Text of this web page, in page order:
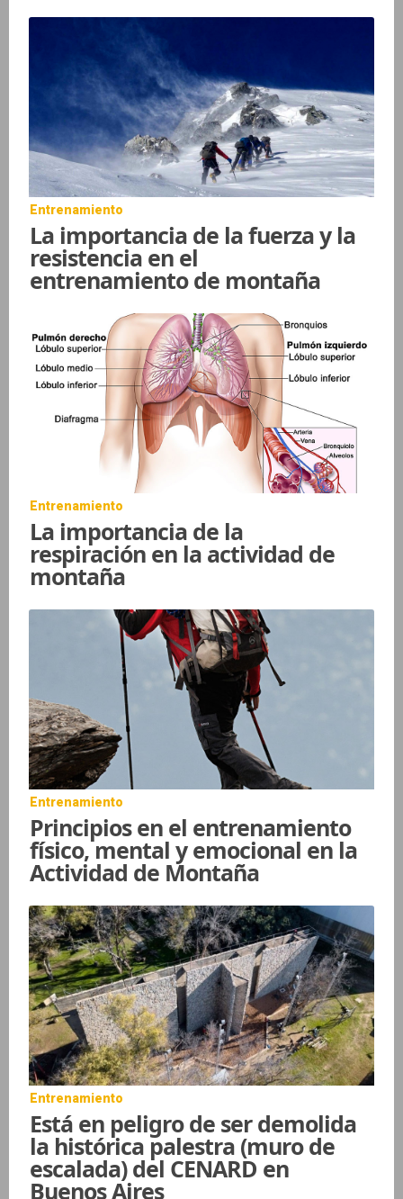
Entrenamiento
La importancia de la fuerza y la
resistencia en el
entrenamiento de montaña
Entrenamiento
La importancia de la
respiración en la actividad de
montaña
Entrenamiento
Principios en el entrenamiento
físico, mental y emocional en la
Actividad de Montaña
Entrenamiento
Está en peligro de ser demolida
la histórica palestra (muro de
escalada) del CENARD en
Buenos Aires